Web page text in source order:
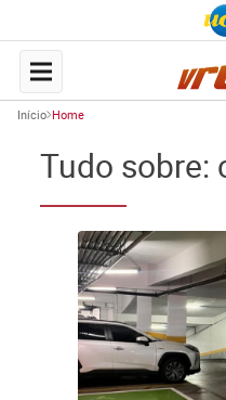
Início Home
Tudo sobre: